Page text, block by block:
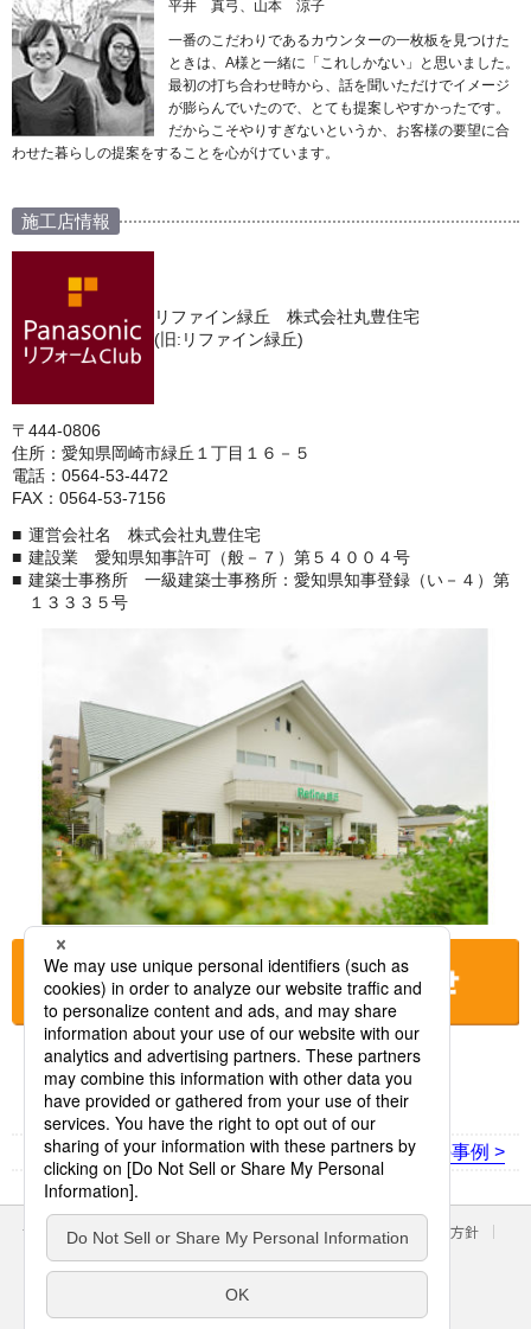
平井 真弓、山本 涼子
一番のこだわりであるカウンターの一枚板を見つけた
ときは、A様と一緒に「これしかない」と思いました。
最初の打ち合わせ時から、話を聞いただけでイメージ
が膨らんでいたので、とても提案しやすかったです。
だからこそやりすぎないというか、お客様の要望に合
わせた暮らしの提案をすることを心がけています。
施工店情報
リファイン緑丘 株式会社丸豊住宅
(旧:リファイン緑丘)
〒444-0806
住所：愛知県岡崎市緑丘１丁目１６－５
電話：0564-53-4472
FAX：0564-53-7156
運営会社名 株式会社丸豊住宅
建設業 愛知県知事許可（般－７）第５４００４号
建築士事務所 一級建築士事務所：愛知県知事登録（い－４）第
１３３３５号
お店に電話をする
< 前の事例 次の事例 >
サイトのご利用にあたって クッキーポリシー
個人情報保護方針
パナソニック ホールディングス
Area/Country
パナソニック株式会社